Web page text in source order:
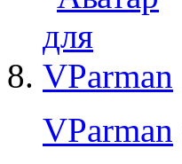
VParman